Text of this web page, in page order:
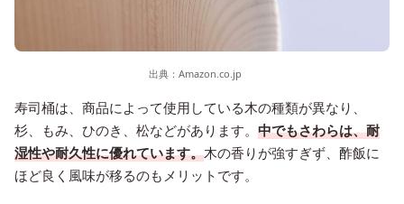
出典： Amazon.co.jp
寿司桶は、商品によって使用している木の種類が異なり、
杉、もみ、ひのき、松などがあります。 中でもさわらは、耐
湿性や耐久性に優れています。木の香りが強すぎず、酢飯に
ほど良く風味が移るのもメリットです。